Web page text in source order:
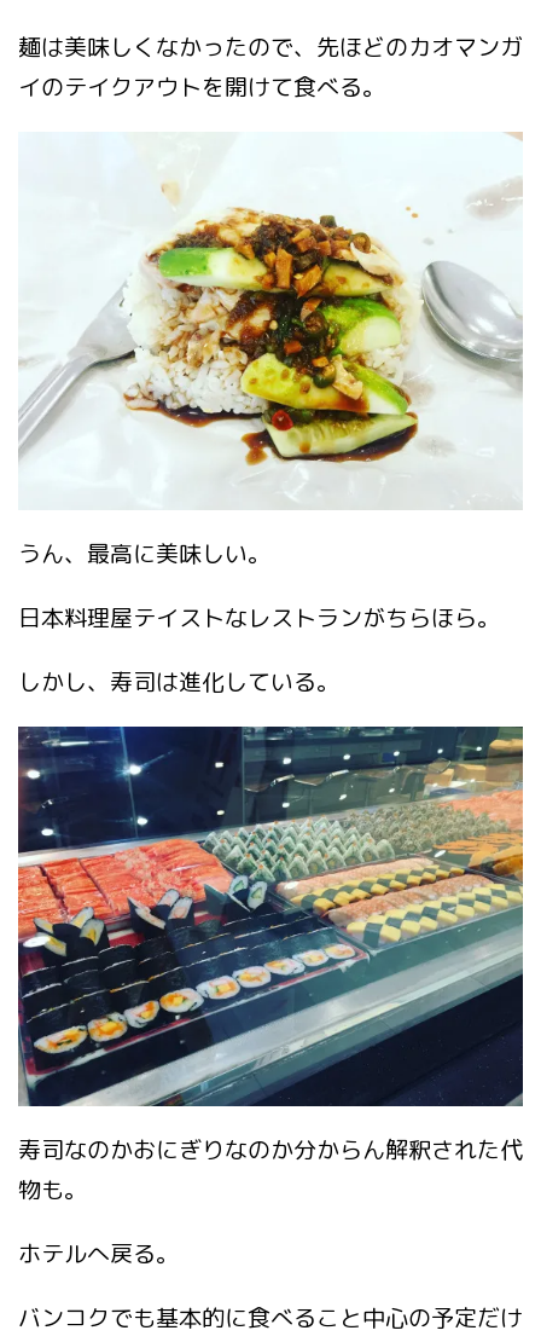
麺は美味しくなかったので、先ほどのカオマンガ
イのテイクアウトを開けて食べる。
うん、最高に美味しい。
日本料理屋テイストなレストランがちらほら。
しかし、寿司は進化している。
寿司なのかおにぎりなのか分からん解釈された代
物も。
ホテルへ戻る。
バンコクでも基本的に食べること中心の予定だけ